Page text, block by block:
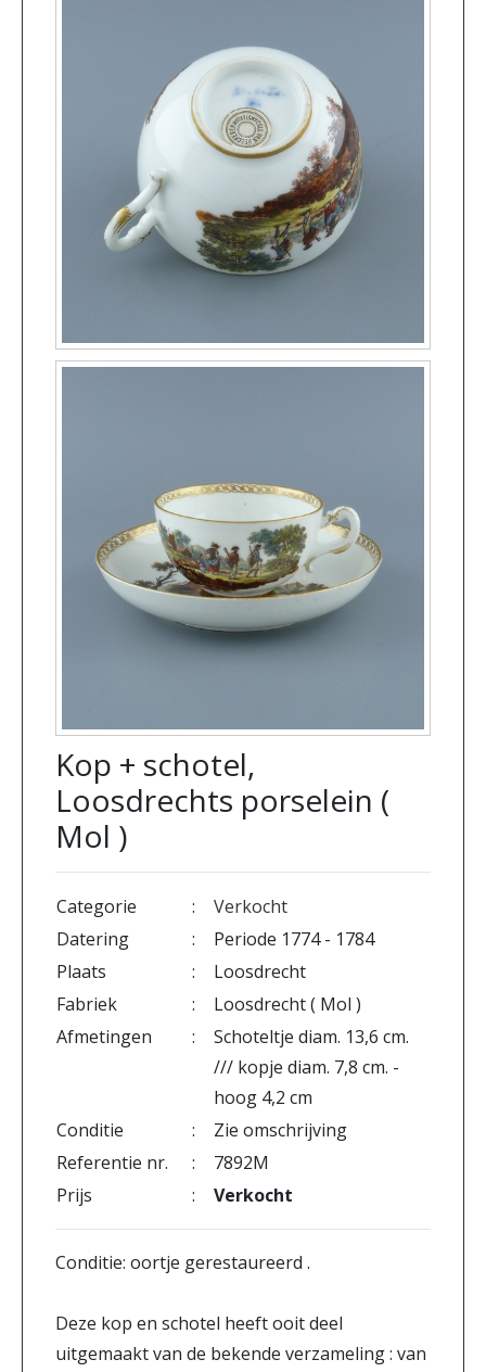
Kop + schotel,
Loosdrechts porselein (
Mol )
Categorie :
Verkocht
Datering
:
Periode 1774 - 1784
Plaats
:
Loosdrecht
Fabriek
:
Loosdrecht ( Mol )
Afmetingen
:
Schoteltje diam. 13,6 cm.
/// kopje diam. 7,8 cm. -
hoog 4,2 cm
Conditie
:
Zie omschrijving
Referentie nr.
:
7892M
Prijs
: Verkocht
Conditie: oortje gerestaureerd .
Deze kop en schotel heeft ooit deel
uitgemaakt van de bekende verzameling : van